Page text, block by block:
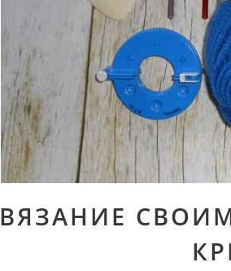
ВЯЗАНИЕ